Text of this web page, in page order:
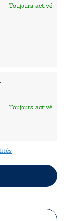
Toujours activé
Toujours activé
tous droits